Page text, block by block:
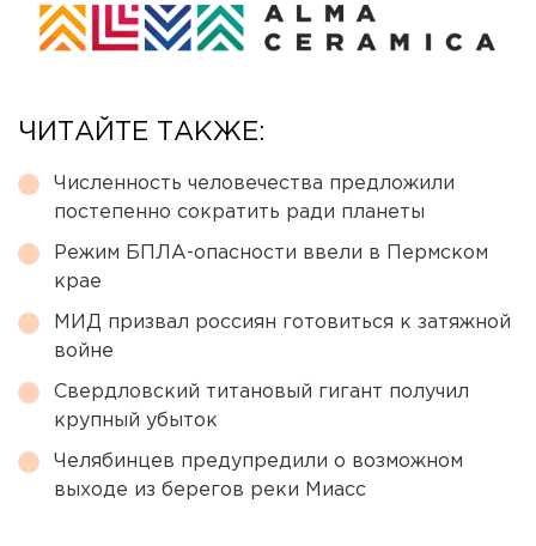
ЧИТАЙТЕ ТАКЖЕ:
Численность человечества предложили
постепенно сократить ради планеты
Режим БПЛА-опасности ввели в Пермском
крае
МИД призвал россиян готовиться к затяжной
войне
Свердловский титановый гигант получил
крупный убыток
Челябинцев предупредили о возможном
выходе из берегов реки Миасс